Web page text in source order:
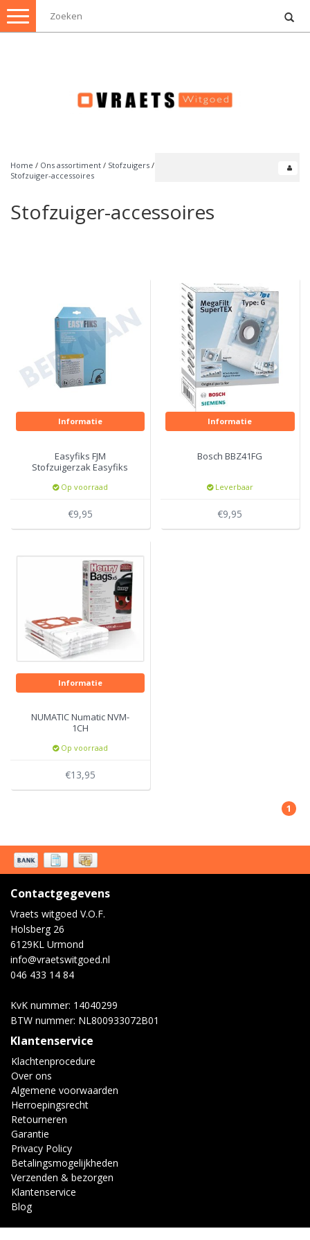
Toggle
navigation
Home / Ons assortiment / Stofzuigers /
Stofzuiger-accessoires
Stofzuiger-accessoires
Informatie
Easyfiks FJM
Stofzuigerzak Easyfiks
Op voorraad
€9,95
Informatie
Bosch BBZ41FG
Leverbaar
€9,95
Informatie
NUMATIC Numatic NVM-
1CH
Op voorraad
€13,95
1
Contactgegevens
Vraets witgoed V.O.F.
Holsberg 26
6129KL Urmond
info@vraetswitgoed.nl
046 433 14 84
KvK nummer: 14040299
BTW nummer: NL800933072B01
Klantenservice
Klachtenprocedure
Over ons
Algemene voorwaarden
Herroepingsrecht
Retourneren
Garantie
Privacy Policy
Betalingsmogelijkheden
Verzenden & bezorgen
Klantenservice
Blog